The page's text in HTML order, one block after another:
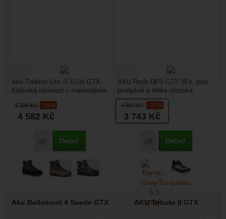
5 390Kč -15 %
4 582 Kč
Přidat 'Aku Trekker Lite III Wide GTX' k porovnání
Detail
Aku Trekker Lite III Wide GTX:
Klasická odolnost s maximálním
AKU Trekker...
4 990Kč -25 %
3 743 Kč
Přidat 'AKU Rock Dfs
Detail
AKU Rock DFS GTX W’s: jsou
prodyšné a lehké dámské
goretexové boty určené pro
lezení ferrat, nástupy...
Aku Bellamont 4 Suede GTX AKU Tribute II GTX